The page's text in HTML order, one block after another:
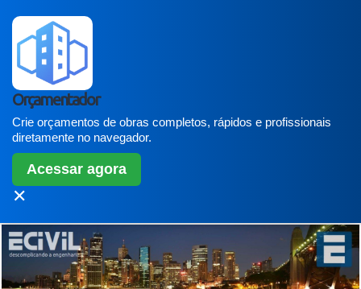
Orçamentador
Crie orçamentos de obras completos, rápidos e profissionais
diretamente no navegador.
Acessar agora
✕